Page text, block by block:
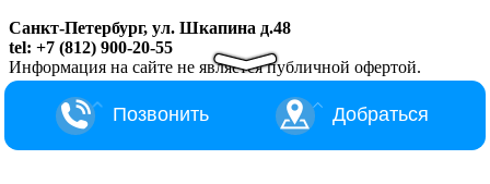
Санкт-Петербург, ул. Шкапина д.48
tel: +7 (812) 900-20-55
Информация на сайте не является публичной офертой.
Позвонить Добраться